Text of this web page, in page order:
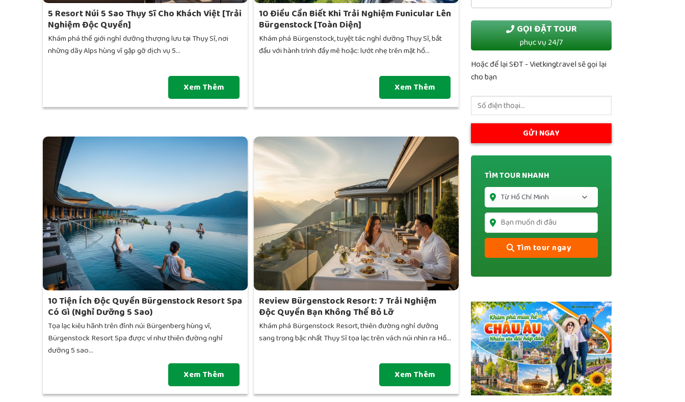
5 Resort Núi 5 Sao Thụy Sĩ Cho Khách Việt [Trải
Nghiệm Độc Quyền]
Khám phá thế giới nghỉ dưỡng thượng lưu tại Thụy Sĩ, nơi
những dãy Alps hùng vĩ gặp gỡ dịch vụ 5...
Xem Thêm
10 Điều Cần Biết Khi Trải Nghiệm Funicular Lên
Bürgenstock [Toàn Diện]
Khám phá Bürgenstock, tuyệt tác nghỉ dưỡng Thụy Sĩ, bắt
đầu với hành trình đầy mê hoặc: lướt nhẹ trên mặt hồ...
Xem Thêm
10 Tiện Ích Độc Quyền Bürgenstock Resort Spa
Có Gì (Nghỉ Dưỡng 5 Sao)
Tọa lạc kiêu hãnh trên đỉnh núi Bürgenberg hùng vĩ,
Bürgenstock Resort Spa được ví như thiên đường nghỉ
dưỡng 5 sao...
Xem Thêm
Review Bürgenstock Resort: 7 Trải Nghiệm
Độc Quyền Bạn Không Thể Bỏ Lỡ
Khám phá Bürgenstock Resort, thiên đường nghỉ dưỡng
sang trọng bậc nhất Thụy Sĩ tọa lạc trên vách núi nhìn ra Hồ...
Xem Thêm
GỌI ĐẶT TOUR
phục vụ 24/7
Hoặc để lại SĐT - Vietkingtravel sẽ gọi lại
cho bạn
TÌM TOUR NHANH
Tìm tour ngay